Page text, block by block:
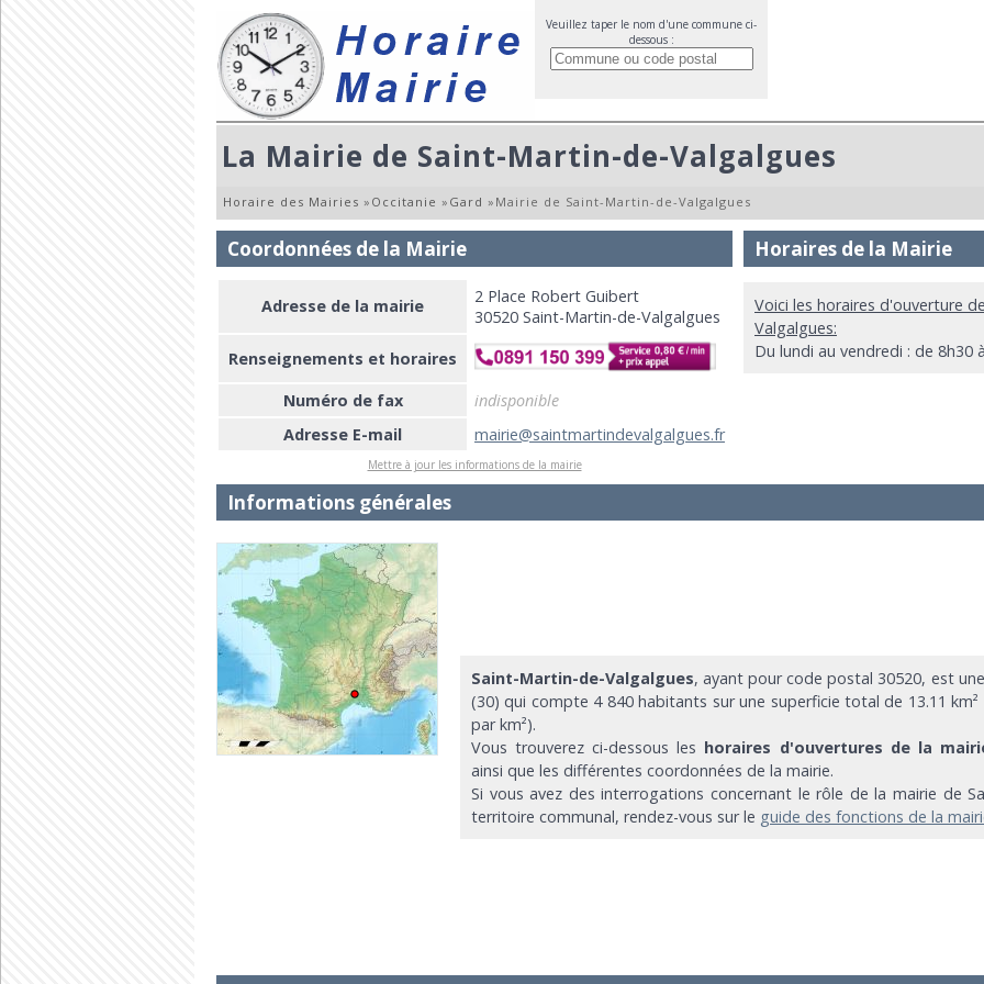
Veuillez taper le nom d'une commune ci-
dessous :
La Mairie de Saint-Martin-de-Valgalgues
Horaire des Mairies » Occitanie » Gard » Mairie de Saint-Martin-de-Valgalgues
Coordonnées de la Mairie
Adresse de la mairie
2 Place Robert Guibert
30520 Saint-Martin-de-Valgalgues
Renseignements et horaires
Numéro de fax
indisponible
Adresse E-mail
mairie@saintmartindevalgalgues.fr
Mettre à jour les informations de la mairie
Horaires de la Mairie
Voici les horaires d'ouverture
Valgalgues:
Du lundi au vendredi : de 8h30
Informations générales
Saint-Martin-de-Valgalgues, ayant pour code postal 30520, est
(30) qui compte 4 840 habitants sur une superficie total de 13.11
par km²).
Vous trouverez ci-dessous les horaires d'ouvertures de la
ainsi que les différentes coordonnées de la mairie.
Si vous avez des interrogations concernant le rôle de la mairie de
territoire communal, rendez-vous sur le guide des fonctions de la